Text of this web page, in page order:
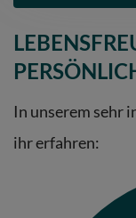
In unserem sehr
ihr erfahren: